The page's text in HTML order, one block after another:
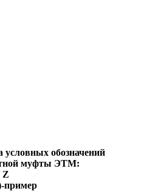
обозначений
муфты ЭТМ:
пример